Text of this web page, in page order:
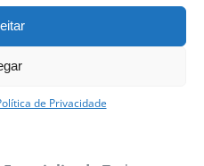
de Privacidade
de Padaria
são coordenadas por
Padaria, Residente